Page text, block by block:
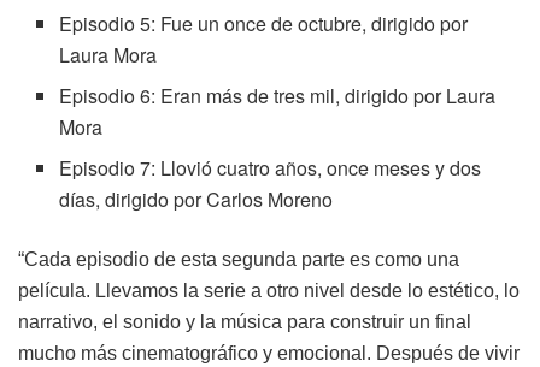
Episodio 5: Fue un once de octubre, dirigido por
Laura Mora
Episodio 6: Eran más de tres mil, dirigido por Laura
Mora
Episodio 7: Llovió cuatro años, once meses y dos
días, dirigido por Carlos Moreno
“Cada episodio de esta segunda parte es como una
película. Llevamos la serie a otro nivel desde lo estético, lo
narrativo, el sonido y la música para construir un final
mucho más cinematográfico y emocional. Después de vivir